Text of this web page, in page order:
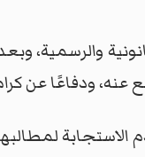
عنه، ودفاعًا